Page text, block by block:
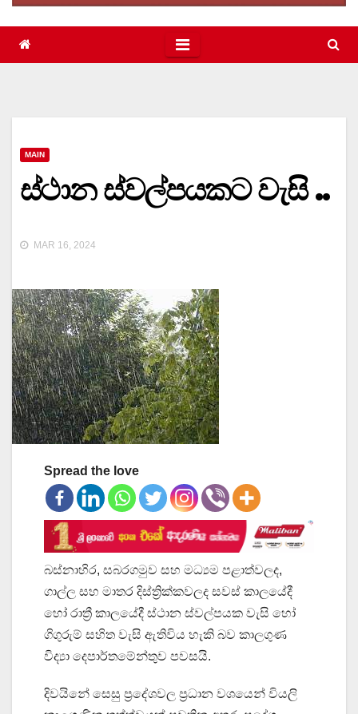
MAIN
ස්ථාන ස්වල්පයකට වැසි ..
MAR 16, 2024
Spread the love
බස්නාහිර, සබරගමුව සහ මධ්‍යම පළාත්වලද,
ගාල්ල සහ මාතර දිස්ත්‍රික්කවලද සවස් කාලයේදී
හෝ රාත්‍රී කාලයේදී ස්ථාන ස්වල්පයක වැසි හෝ
ගිගුරුම් සහිත වැසි ඇතිවිය හැකි බව කාලගුණ
විද්‍යා දෙපාර්තමේන්තුව පවසයි.
දිවයිනේ සෙසු ප්‍රදේශවල ප්‍රධාන වශයෙන් වියලි